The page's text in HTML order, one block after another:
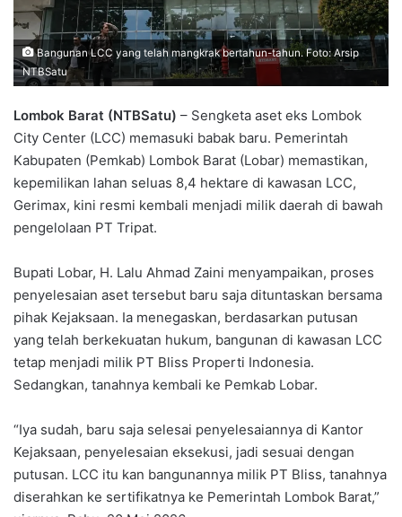
Bangunan LCC yang telah mangkrak bertahun-tahun. Foto: Arsip
NTBSatu
Lombok Barat (NTBSatu) – Sengketa aset eks Lombok
City Center (LCC) memasuki babak baru. Pemerintah
Kabupaten (Pemkab) Lombok Barat (Lobar) memastikan,
kepemilikan lahan seluas 8,4 hektare di kawasan LCC,
Gerimax, kini resmi kembali menjadi milik daerah di bawah
pengelolaan PT Tripat.
Bupati Lobar, H. Lalu Ahmad Zaini menyampaikan, proses
penyelesaian aset tersebut baru saja dituntaskan bersama
pihak Kejaksaan. Ia menegaskan, berdasarkan putusan
yang telah berkekuatan hukum, bangunan di kawasan LCC
tetap menjadi milik PT Bliss Properti Indonesia.
Sedangkan, tanahnya kembali ke Pemkab Lobar.
“Iya sudah, baru saja selesai penyelesaiannya di Kantor
Kejaksaan, penyelesaian eksekusi, jadi sesuai dengan
putusan. LCC itu kan bangunannya milik PT Bliss, tanahnya
diserahkan ke sertifikatnya ke Pemerintah Lombok Barat,”